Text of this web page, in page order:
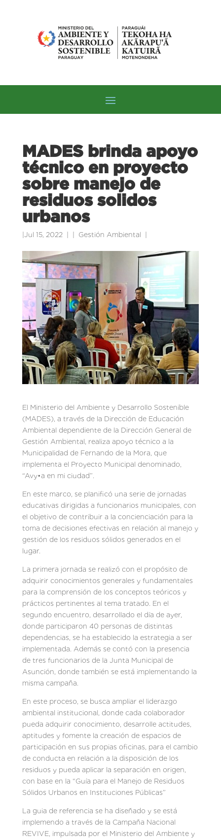
MADES brinda apoyo
técnico en proyecto
sobre manejo de
residuos solidos
urbanos
Jul 15, 2022 Gestión Ambiental
El Ministerio del Ambiente y Desarrollo Sostenible
(MADES), a través de la Dirección de Educación
Ambiental dependiente de la Dirección General de
Gestión Ambiental, realiza apoyo técnico a la
Municipalidad de Fernando de la Mora, que
implementa el Proyecto Municipal denominado,
“Avy•a en mi ciudad”.
En este marco, se planificó una serie de jornadas
educativas dirigidas a funcionarios municipales, con
el objetivo de contribuir a la concienciación para la
toma de decisiones efectivas en relación al manejo y
gestión de los residuos sólidos generados en el
lugar.
La primera jornada se realizó con el propósito de
adquirir conocimientos generales y fundamentales
para la comprensión de los conceptos teóricos y
prácticos pertinentes al tema tratado. En el
segundo encuentro, desarrollado el día de ayer,
donde participaron 40 personas de distintas
dependencias, se ha establecido la estrategia a ser
implementada. Además se contó con la presencia
de tres funcionarios de la Junta Municipal de
Asunción, donde también se está implementando la
misma campaña.
En este proceso, se busca ampliar el liderazgo
ambiental institucional, donde cada colaborador
pueda adquirir conocimiento, desarrolle actitudes,
aptitudes y fomente la creación de espacios de
participación en sus propias oficinas, para el cambio
de conducta en relación a la disposición de los
residuos y pueda aplicar la separación en origen,
con base en la “Guía para el Manejo de Residuos
Sólidos Urbanos en Instituciones Públicas”
La guia de referencia se ha diseñado y se está
implemendo a través de la Campaña Nacional
REVIVE, impulsada por el Ministerio del Ambiente y